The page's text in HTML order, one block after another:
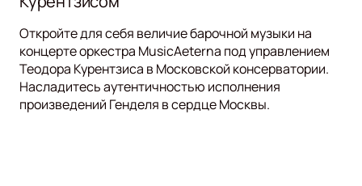
Откройте для себя величие барочной музыки на
концерте оркестра MusicAeterna под управлением
Теодора Курентзиса в Московской консерватории.
Насладитесь аутентичностью исполнения
произведений Генделя в сердце Москвы.